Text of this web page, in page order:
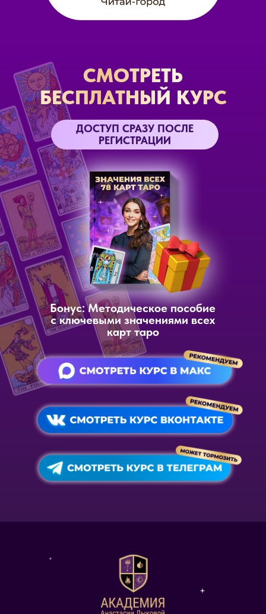
СМОТРЕТЬ
БЕСПЛАТНЫЙ КУРС
Бонус: Методическое пособие
с ключевыми значениями всех
карт таро
ДОСТУП СРАЗУ ПОСЛЕ
РЕГИСТРАЦИИ